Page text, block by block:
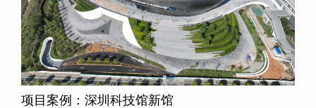
项目案例：深圳科技馆新馆